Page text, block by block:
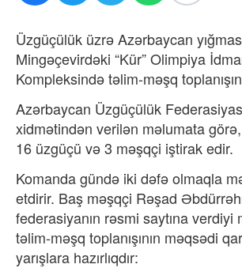
Üzgüçülük üzrə Azərbaycan
Mingəçevirdəki “Kür” Olimpiya
Kompleksində təlim-məşq
Azərbaycan Üzgüçülük
xidmətindən verilən məlumata görə,
16 üzgüçü və 3 məşqçi iştirak edir.
Komanda gündə iki dəfə olmaqla
etdirir. Baş məşqçi Rəşad
federasiyanın rəsmi saytına verdiyi
təlim-məşq toplanışının məqsədi
yarışlara hazırlıqdır: